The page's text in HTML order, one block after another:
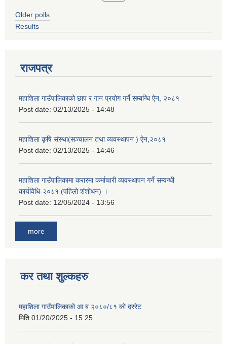
Older polls
Results
राजपत्र
महाशिला गाउँपालिकाको छाप र गान प्रयोग गर्ने सम्बन्धि ऐन, २०८१
Post date: 02/13/2025 - 14:48
महाशिला कृषि संस्था(सञ्चालन तथा व्यवस्थापन ) ऐन,२०८१
Post date: 02/13/2025 - 14:46
महाशिला गाउँपालिकामा करारमा कर्माचारी व्यवस्थापन गर्ने सम्वन्धी
कार्यविधि-२०८१ (पहिलो शंशोधन) ।
Post date: 12/05/2024 - 13:56
more
कर तथा शुल्कहरु
महाशिला गाउँपालिकाको आ ब २०८०/८१ को दररेट
मिति 01/20/2025 - 15:25